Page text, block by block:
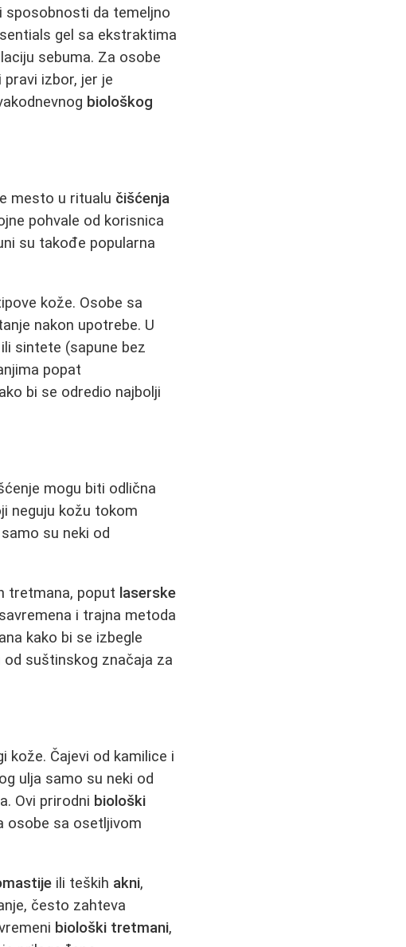
sposobnosti da temeljno
gel sa ekstraktima
sebuma. Za osobe
izbor, jer je
biološkog
mesto u ritualu čišćenja
pohvale od korisnica
su takođe popularna
kože. Osobe sa
nakon upotrebe. U
sintete (sapune bez
popat
bi se odredio najbolji
mogu biti odlična
neguju kožu tokom
su neki od
tretmana, poput laserske
i trajna metoda
kako bi se izbegle
od suštinskog značaja za
kože. Čajevi od kamilice i
ulja samo su neki od
Ovi prirodni biološki
osobe sa osetljivom
ili teških akni,
često zahteva
biološki tretmani,